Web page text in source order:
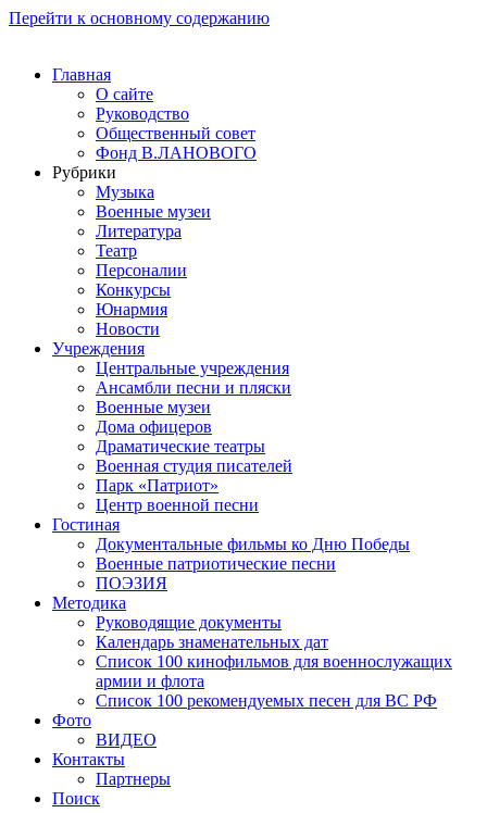
Перейти к основному содержанию
Главная
О сайте
Руководство
Общественный совет
Фонд В.ЛАНОВОГО
Рубрики
Музыка
Военные музеи
Литература
Театр
Персоналии
Конкурсы
Юнармия
Новости
Учреждения
Центральные учреждения
Ансамбли песни и пляски
Военные музеи
Дома офицеров
Драматические театры
Военная студия писателей
Парк «Патриот»
Центр военной песни
Гостиная
Документальные фильмы ко Дню Победы
Военные патриотические песни
ПОЭЗИЯ
Методика
Руководящие документы
Календарь знаменательных дат
Список 100 кинофильмов для военнослужащих
армии и флота
Список 100 рекомендуемых песен для ВС РФ
Фото
ВИДЕО
Контакты
Партнеры
Поиск